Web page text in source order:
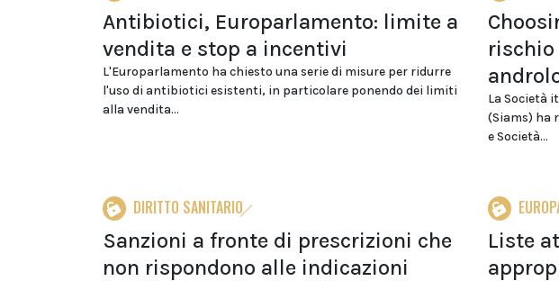
Antibiotici, Europarlamento: limite a
vendita e stop a incentivi
L'Europarlamento ha chiesto una serie di misure per ridurre
l'uso di antibiotici esistenti, in particolare ponendo dei limiti
alla vendita...
La Società
(Siams) ha
e Società...
DIRITTO SANITARIO
Sanzioni a fronte di prescrizioni che
non rispondono alle indicazioni
Liste